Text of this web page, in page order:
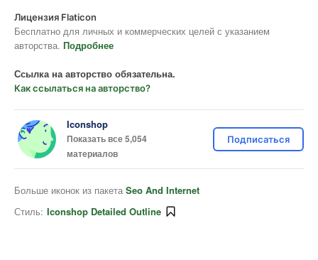
Лицензия Flaticon
Бесплатно для личных и коммерческих целей с указанием
авторства. Подробнее
Ссылка на авторство обязательна.
Как ссылаться на авторство?
Iconshop
Показать все 5,054
материалов
Подписаться
Больше иконок из пакета Seo And Internet
Стиль: Iconshop Detailed Outline